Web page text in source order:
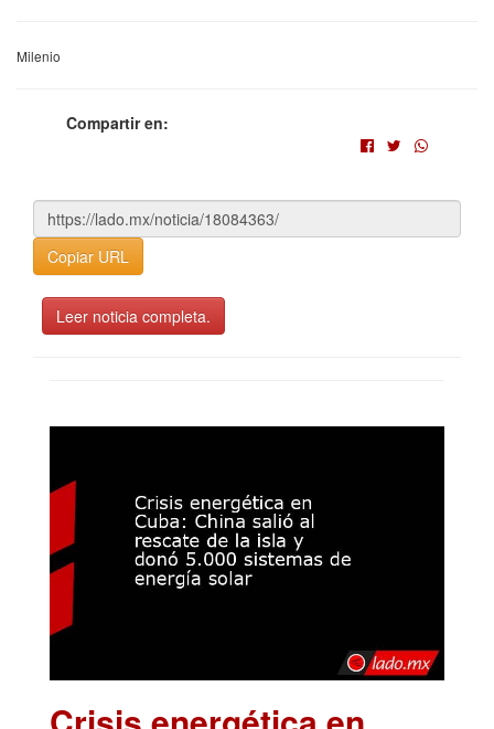
Milenio
Compartir en:
Copiar URL
Leer noticia completa.